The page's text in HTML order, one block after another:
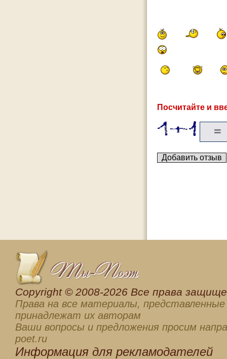
Посчитайте и
Сopyright © 2008-2026 Все права
Права на все материалы, представленные
принадлежат их авторам
Ваши вопросы и предложения просим
poet.ru
Информация для рекламодателей